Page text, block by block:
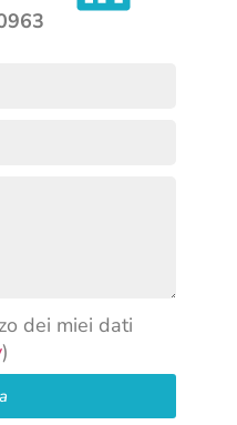
dei miei dati
)